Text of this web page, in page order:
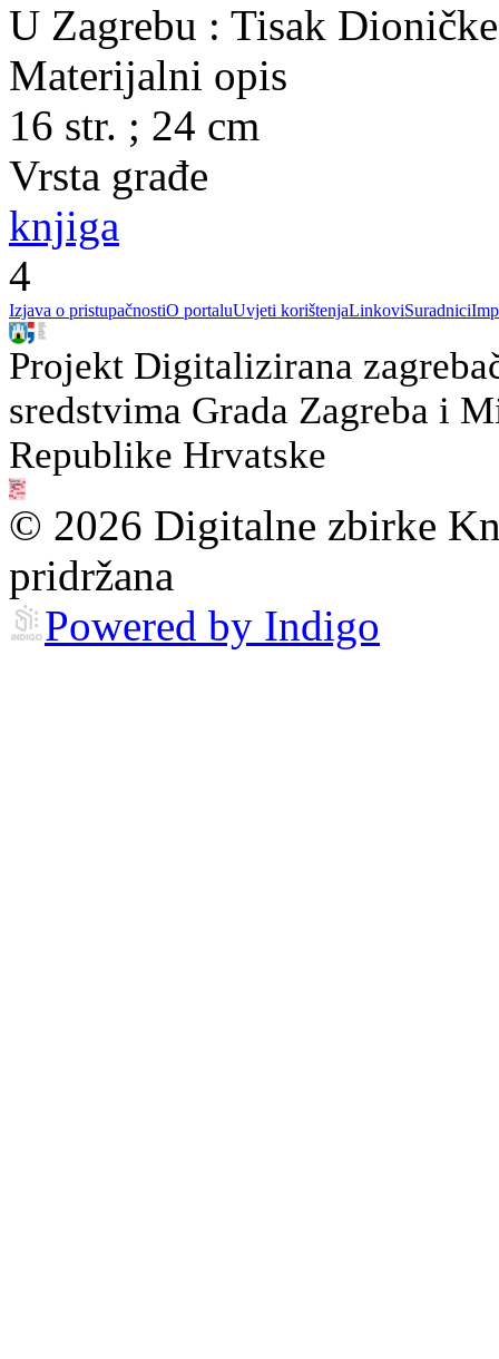
U Zagrebu : Tisak
Materijalni opis
16 str. ; 24 cm
Vrsta građe
knjiga
4
Izjava o pristupačnostiO portaluUvjeti korištenjaLinkoviSuradnici
Projekt Digitalizirana
sredstvima Grada Zagreba i
Republike Hrvatske
© 2026 Digitalne zbirke
pridržana
Powered by Indigo